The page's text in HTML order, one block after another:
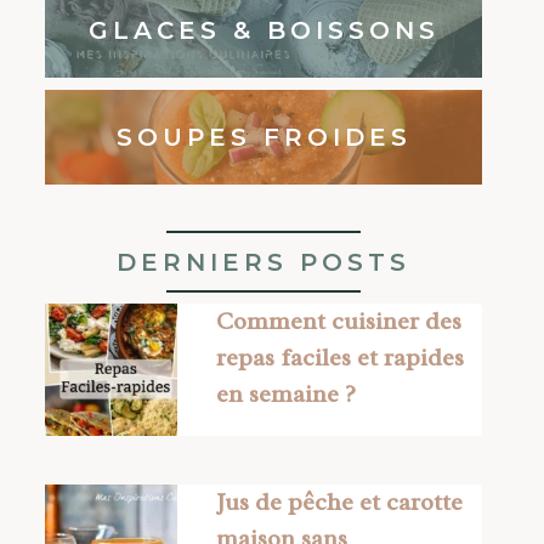
GLACES & BOISSONS
SOUPES FROIDES
DERNIERS POSTS
Comment cuisiner des
repas faciles et rapides
en semaine ?
Jus de pêche et carotte